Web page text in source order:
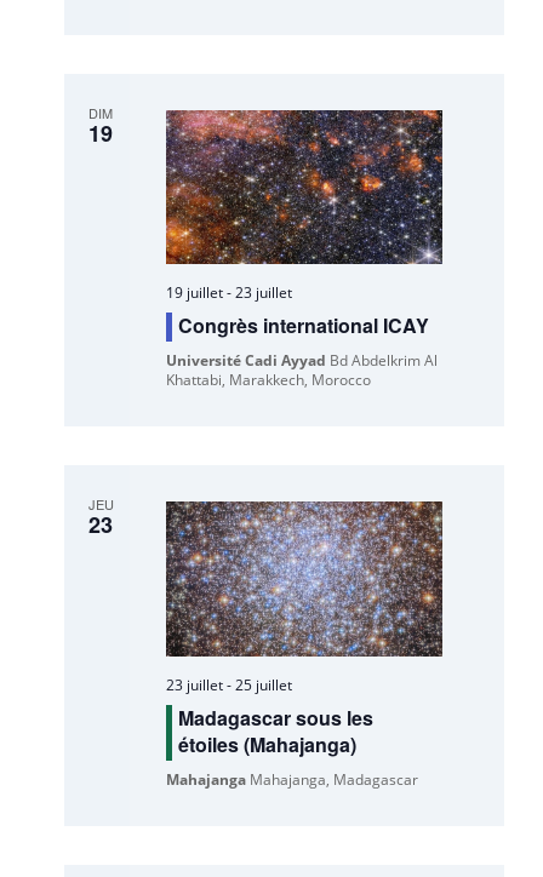
DIM
19
19 juillet-23 juillet
Congrès international ICAY
Université Cadi Ayyad Bd Abdelkrim Al
Khattabi, Marakkech, Morocco
JEU
23
23 juillet-25 juillet
Madagascar sous les
étoiles (Mahajanga)
Mahajanga Mahajanga, Madagascar